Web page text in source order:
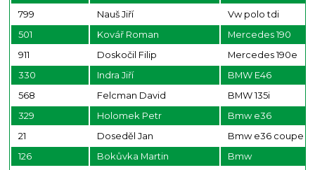
799
Nauš Jiří
Vw polo tdi
501
Kovář Roman
Mercedes 190
911
Doskočil Filip
Mercedes 190e
330
Indra Jiří
BMW E46
568
Felcman David
BMW 135i
329
Holomek Petr
Bmw e36
21
Doseděl Jan
Bmw e36 coupe
126
Bokůvka Martin
Bmw